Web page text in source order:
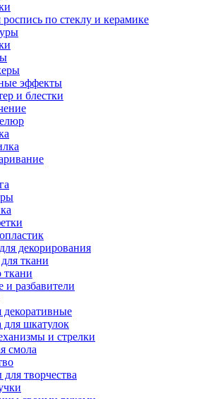
по стеклу и керамике
эффекты
и блестки
декорирования
ткани
ткани
разбавители
шкатулок
и стрелки
смола
творчества